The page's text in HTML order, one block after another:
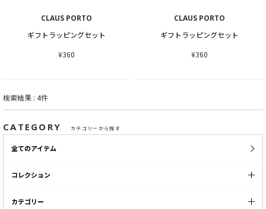
CLAUS PORTO
ギフトラッピングセット
¥360
CLAUS PORTO
ギフトラッピングセット
¥360
検索結果 : 4件
CATEGORY カテゴリーから探す
全てのアイテム
コレクション
カテゴリー